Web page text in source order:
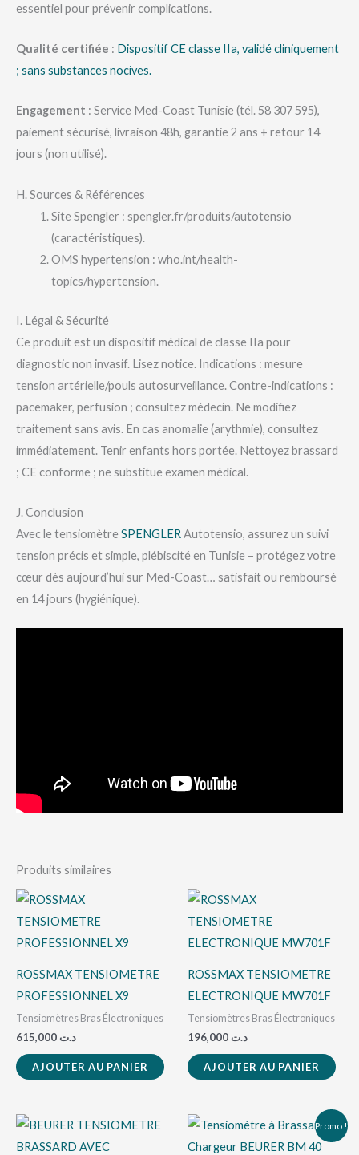
essentiel pour prévenir complications.
Qualité certifiée : Dispositif CE classe IIa, validé cliniquement
; sans substances nocives.
Engagement : Service Med-Coast Tunisie (tél. 58 307 595),
paiement sécurisé, livraison 48h, garantie 2 ans + retour 14
jours (non utilisé).
H. Sources & Références
Site Spengler : spengler.fr/produits/autotensio
(caractéristiques).
OMS hypertension : who.int/health-
topics/hypertension.
I. Légal & Sécurité
Ce produit est un dispositif médical de classe IIa pour
diagnostic non invasif. Lisez notice. Indications : mesure
tension artérielle/pouls autosurveillance. Contre-indications :
pacemaker, perfusion ; consultez médecin. Ne modifiez
traitement sans avis. En cas anomalie (arythmie), consultez
immédiatement. Tenir enfants hors portée. Nettoyez brassard
; CE conforme ; ne substitue examen médical.
J. Conclusion
Avec le tensiomètre SPENGLERAutotensio, assurez un suivi
tension précis et simple, plébiscité en Tunisie – protégez votre
cœur dès aujourd’hui sur Med-Coast… satisfait ou remboursé
en 14 jours (hygiénique).
Produits similaires
ROSSMAX TENSIOMETRE
PROFESSIONNEL X9
Tensiomètres Bras Électroniques
د.ت
AJOUTER AU PANIER
ROSSMAX TENSIOMETRE
ELECTRONIQUE MW701F
Tensiomètres Bras Électroniques
د.ت
AJOUTER AU PANIER
Promo !
Le
prix
initial
Le
prix
actuel